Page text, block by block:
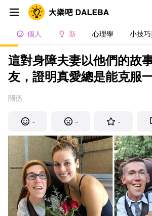
個人 新 心理學 小技
這對身障夫妻以他們的故
友，證明真愛總是能克服
關係
- - -